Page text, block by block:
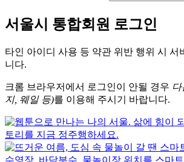
서울시 통합회원 로그인
타인 아이디 사용 등 약관 위반 행위 시 서
니다.
크롬 브라우저에서 로그인이 안될 경우
지, 웨일 등)를 이용해 주시기 바랍니다.